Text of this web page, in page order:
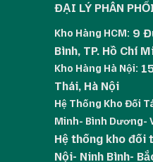
Tư vấn
Hỗ trợ kỹ
Giao hàng
Giấy in mã vạch
để được tư vấn
ĐẠI LÝ PHÂN
Kho Hàng HCM: 9
Bình, TP. Hồ Chí
Kho Hàng Hà Nội:
Thái, Hà Nội
Hệ Thống Kho Đối
Minh- Bình Dương-
Hệ thống kho đối
Nội- Ninh Bình-